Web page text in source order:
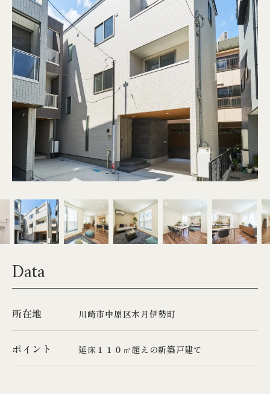
実績紹介
お知らせ
RHRコラム
相談会予約・お問い合わせ
「マンション・戸建ての
どちらがいいか悩んでいる。」
お一人おひとりの悩みに合わせて
プロが丁寧にお伝えします。
オンライン相談会
Data
所在地 川崎市中原区木月伊勢町
ポイント 延床１１０㎡超えの新築戸建て